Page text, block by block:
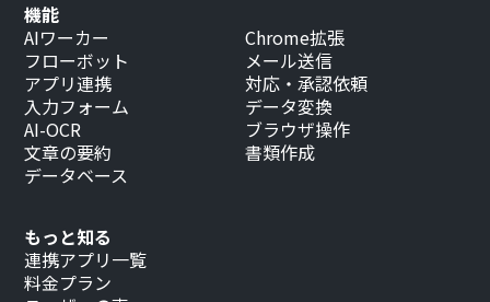
もっと知る
連携アプリ一覧
料金プラン
機能
AIワーカー
フローボット
アプリ連携
入力フォーム
AI-OCR
文章の要約
データベース
Chrome拡張
メール送信
対応・承認依頼
データ変換
ブラウザ操作
書類作成